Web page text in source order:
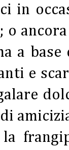
in
o
a
e